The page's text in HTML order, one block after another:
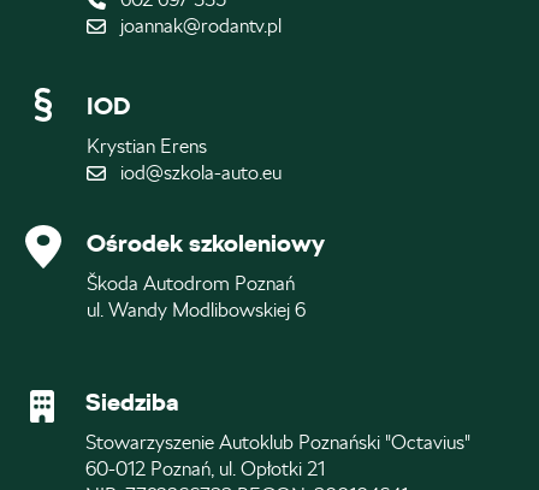
joannak@rodantv.pl
IOD
Krystian Erens
iod@szkola-auto.eu
Ośrodek szkoleniowy
Škoda Autodrom Poznań
ul. Wandy Modlibowskiej 6
Siedziba
Stowarzyszenie Autoklub Poznański "Octavius"
60-012 Poznań, ul. Opłotki 21